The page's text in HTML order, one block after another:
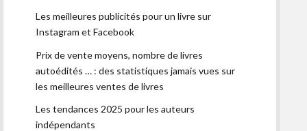
Les meilleures publicités pour un livre sur
Instagram et Facebook
Prix de vente moyens, nombre de livres
autoédités … : des statistiques jamais vues sur
les meilleures ventes de livres
Les tendances 2025 pour les auteurs
indépendants